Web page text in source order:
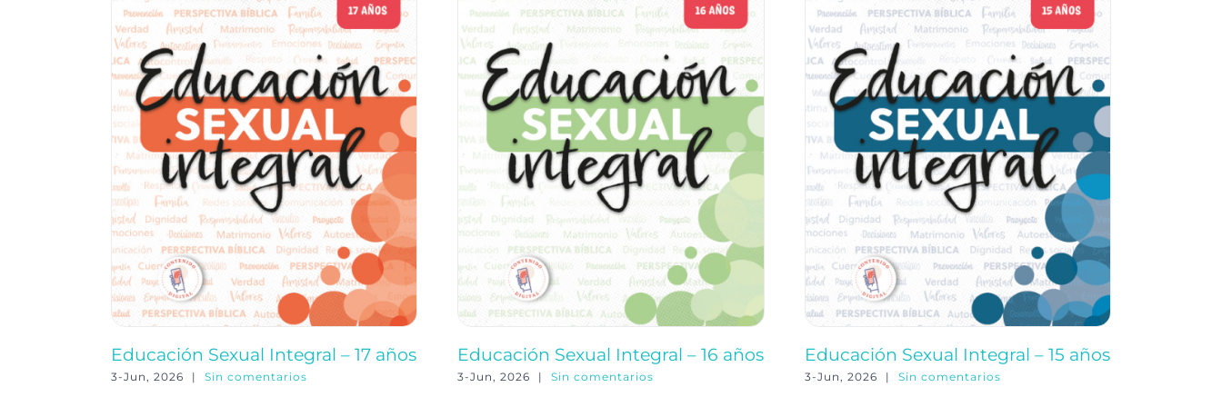
Educación Sexual Integral – 17 años
3-Jun, 2026 | Sin comentarios
Educación Sexual Integral – 16 años
3-Jun, 2026 | Sin comentarios
Educación Sexual Integral – 15 años
3-Jun, 2026 | Sin comentarios